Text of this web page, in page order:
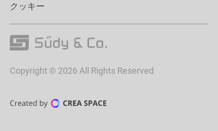
クッキー
Copyright © 2026 All Rights Reserved